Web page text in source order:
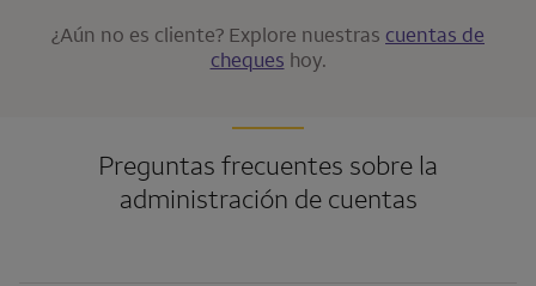
¿Aún no es cliente? Explore nuestras cuentas de
cheques hoy.
Preguntas frecuentes sobre la
administración de cuentas